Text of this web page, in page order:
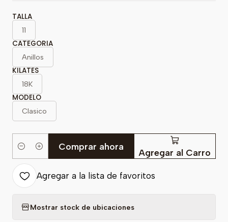
TALLA
11
CATEGORIA
Anillos
KILATES
18K
MODELO
Clasico
Cantidad Agregar al Carro
Comprar ahora
Agregar a la lista de favoritos
Mostrar stock de ubicaciones